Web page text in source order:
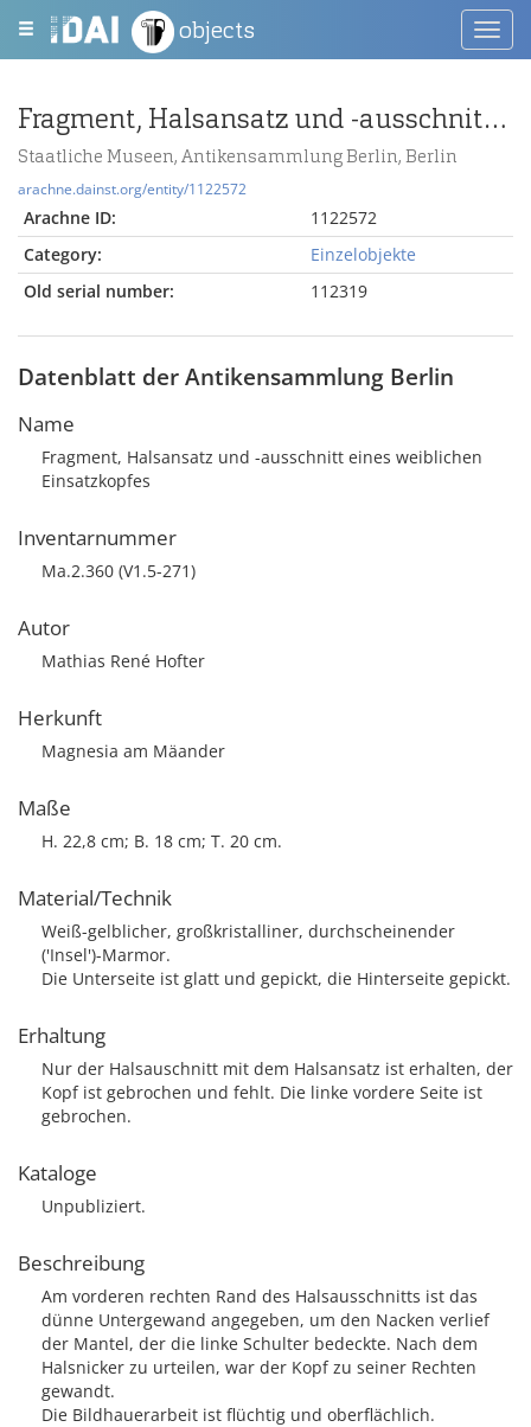
objects
Fragment, Halsansatz und -ausschnitt eines weiblichen Einsatzkopfes
Staatliche Museen, Antikensammlung Berlin, Berlin
arachne.dainst.org/entity/1122572
Arachne ID:
1122572
Category:
Einzelobjekte
Old serial number:
112319
Datenblatt der Antikensammlung Berlin
Name
Fragment, Halsansatz und -ausschnitt eines weiblichen
Einsatzkopfes
Inventarnummer
Ma.2.360 (V1.5-271)
Autor
Mathias René Hofter
Herkunft
Magnesia am Mäander
Maße
H. 22,8 cm; B. 18 cm; T. 20 cm.
Material/Technik
Weiß-gelblicher, großkristalliner, durchscheinender
('Insel')-Marmor.
Die Unterseite ist glatt und gepickt, die Hinterseite gepickt.
Erhaltung
Nur der Halsauschnitt mit dem Halsansatz ist erhalten, der
Kopf ist gebrochen und fehlt. Die linke vordere Seite ist
gebrochen.
Kataloge
Unpubliziert.
Beschreibung
Am vorderen rechten Rand des Halsausschnitts ist das
dünne Untergewand angegeben, um den Nacken verlief
der Mantel, der die linke Schulter bedeckte. Nach dem
Halsnicker zu urteilen, war der Kopf zu seiner Rechten
gewandt.
Die Bildhauerarbeit ist flüchtig und oberflächlich.